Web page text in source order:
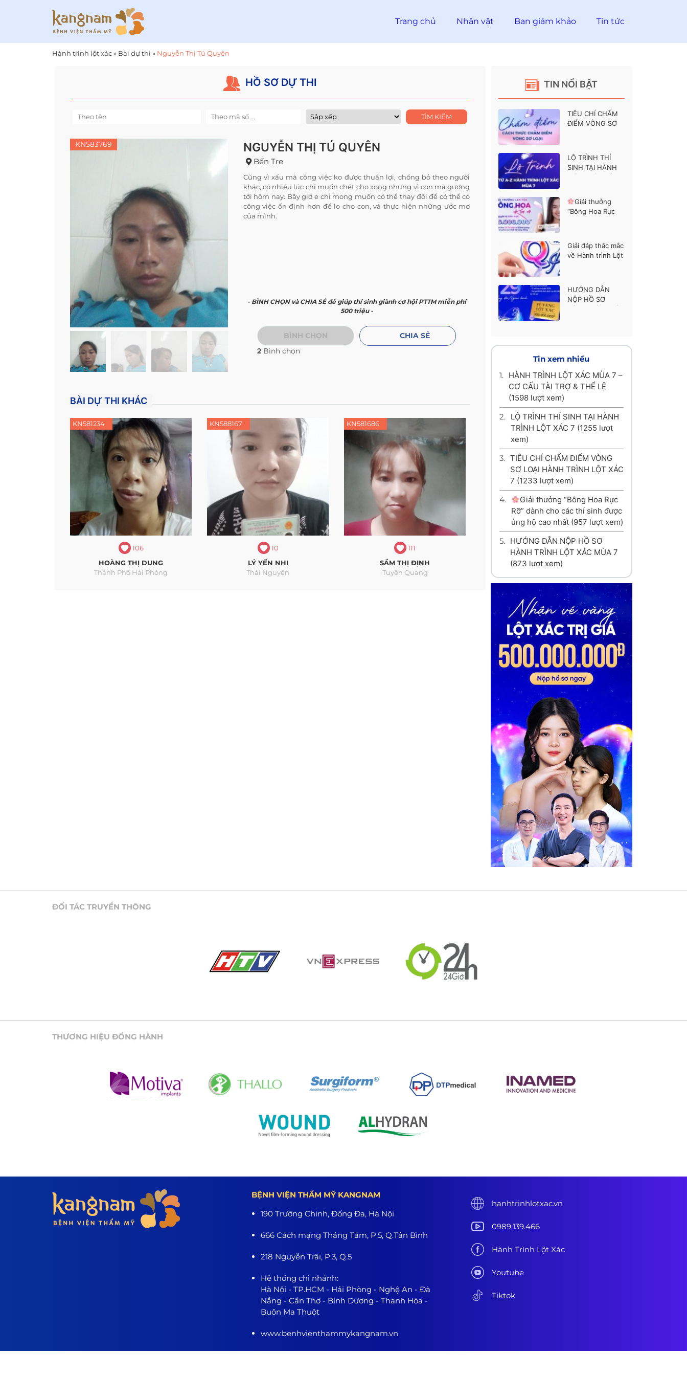
Trang chủ Nhân vật Ban giám khảo Tin tức
Hành trình lột xác» Bài dự thi » Nguyễn Thị Tú Quyên
TIN NỔI BẬT
TIÊU CHÍ CHẤM
ĐIỂM VÒNG SƠ
LỘ TRÌNH THÍ
SINH TẠI HÀNH
Giải thưởng
“Bông Hoa Rực
Giải đáp thắc mắc
về Hành trình Lột
HƯỚNG DẪN
NỘP HỒ SƠ
Tin xem nhiều
1.
HÀNH TRÌNH LỘT XÁC MÙA 7 –
CƠ CẤU TÀI TRỢ & THỂ LỆ
(1598 lượt xem)
2.
LỘ TRÌNH THÍ SINH TẠI HÀNH
TRÌNH LỘT XÁC 7 (1255 lượt
xem)
3. TIÊU CHÍ CHẤM ĐIỂM VÒNG
SƠ LOẠI HÀNH TRÌNH LỘT XÁC
7 (1233 lượt xem)
4.
Giải thưởng “Bông Hoa Rực
Rỡ” dành cho các thí sinh được
ủng hộ cao nhất (957 lượt xem)
5.
HƯỚNG DẪN NỘP HỒ SƠ
HÀNH TRÌNH LỘT XÁC MÙA 7
(873 lượt xem)
HỒ SƠ DỰ THI
KN583769 NGUYỄN THỊ TÚ QUYÊN
Bến Tre
Cũng vì xấu mà công việc ko được thuận lợi, chồng bỏ theo người
khác, có nhiều lúc chỉ muốn chết cho xong nhưng vì con mà gượng
tới hôm nay. Bây giờ e chỉ mong muốn có thể thay đổi để có thể có
công việc ổn định hơn để lo cho con, và thực hiện những ước mơ
của mình.
- BÌNH CHỌN và CHIA SẺ để giúp thí sinh giành cơ hội PTTM miễn phí
500 triệu -
BÌNH CHỌN
2Bình chọn
CHIA SẺ
BÀI DỰ THI KHÁC
KN581234
106
HOÀNG THỊ DUNG
Thành Phố Hải Phòng
KN588167
10
LÝ YẾN NHI
Thái Nguyên
KN581686
111
SẦM THỊ ĐỊNH
Tuyên Quang
ĐỐI TÁC TRUYỀN THÔNG
THƯƠNG HIỆU ĐỒNG HÀNH
BỆNH VIỆN THẨM MỸ KANGNAM
190 Trường Chinh, Đống Đa, Hà Nội
666 Cách mạng Tháng Tám, P.5, Q.Tân Bình
218 Nguyễn Trãi, P.3, Q.5
Hệ thống chi nhánh:
Hà Nội - TP.HCM - Hải Phòng - Nghệ An - Đà
Nẵng - Cần Thơ - Bình Dương - Thanh Hóa -
Buôn Ma Thuột
www.benhvienthammykangnam.vn
hanhtrinhlotxac.vn
0989.139.466
Hành Trình Lột Xác
Youtube
Tiktok